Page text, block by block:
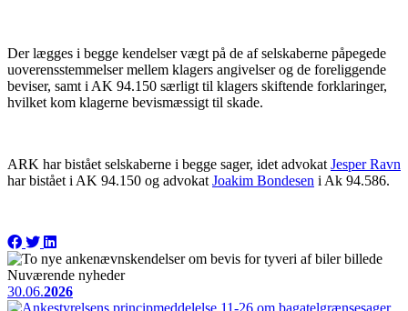
Der lægges i begge kendelser vægt på de af selskaberne påpegede
uoverensstemmelser mellem klagers angivelser og de foreliggende
beviser, samt i AK 94.150 særligt til klagers skiftende forklaringer,
hvilket kom klagerne bevismæssigt til skade.
ARK har bistået selskaberne i begge sager, idet advokat Jesper Ravn
har bistået i AK 94.150 og advokat Joakim Bondesen i Ak 94.586.
Nuværende nyheder
30.06.2026